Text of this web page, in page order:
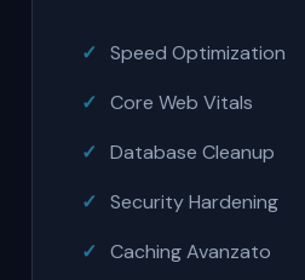
Speed Optimization
Core Web Vitals
Database Cleanup
Security Hardening
Caching Avanzato